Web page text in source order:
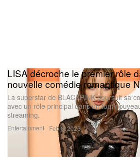
Entertainment
LISA décroche le premier rôle
nouvelle comédie romantique
La superstar de BLACKPINK poursuit sa
avec un rôle principal dans un tout
streaming.
Feb 8, 2026